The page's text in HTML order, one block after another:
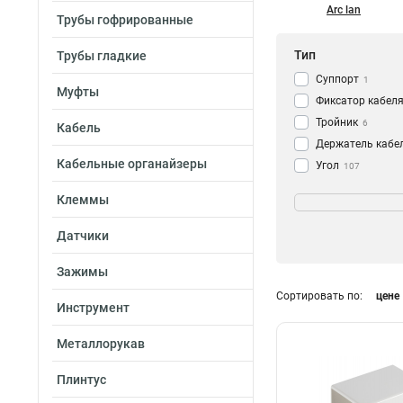
Трубы гофрированные
Трубы гладкие
Муфты
Кабель
Кабельные органайзеры
Клеммы
Датчики
Зажимы
Инструмент
Металлорукав
Плинтус
Arc lan
Тип
Суппорт 1
Фиксатор кабеля
Тройник 6
Держатель
Угол 107
Соединение 23
Коробка
60мм 8
Сортировать по: цене